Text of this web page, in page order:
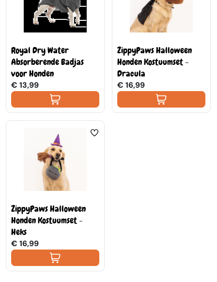
Royal Dry Water
Absorberende Badjas
voor Honden
€ 13,99
ZippyPaws Halloween
Honden Kostuumset -
Dracula
€ 16,99
ZippyPaws Halloween
Honden Kostuumset -
Heks
€ 16,99